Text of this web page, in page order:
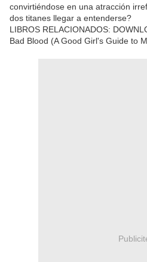
convirtiéndose en una atracción
dos titanes llegar a entenderse?
LIBROS RELACIONADOS:
Bad Blood (A Good Girl's Guide to